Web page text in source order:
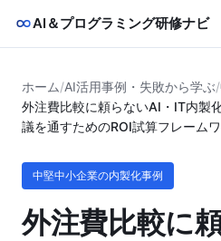
AI＆プログラミング研修ナビ
ホーム/AI活用事例・失敗から学ぶ/
外注費比較に頼らないAI・IT内製
議を通すためのROI試算フレーム
中堅中小企業の内製化事例
外注費比較に